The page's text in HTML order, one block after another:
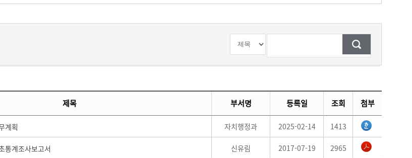
검색조건 검색어
제목 부서명 등록일 조회 첨부
계획 자치행정과 2025-02-14 1413
통계조사보고서 신유림 2017-07-19 2965